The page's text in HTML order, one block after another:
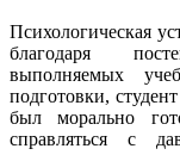
Психологическая
благодаря
выполняемых
подготовки,
был морально
справляться с